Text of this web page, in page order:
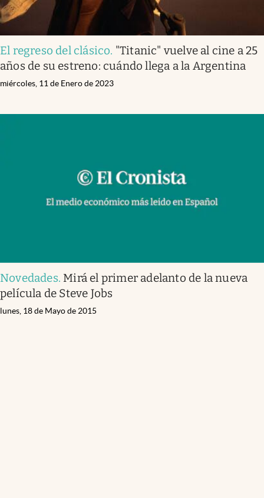
El regreso del clásico. "Titanic" vuelve al cine a 25
años de su estreno: cuándo llega a la Argentina
miércoles, 11 de Enero de 2023
Novedades. Mirá el primer adelanto de la nueva
película de Steve Jobs
lunes, 18 de Mayo de 2015